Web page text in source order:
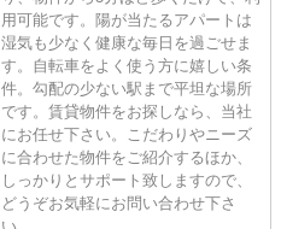
用可能です。陽が当たるアパートは
湿気も少なく健康な毎日を過ごせま
す。自転車をよく使う方に嬉しい条
件。勾配の少ない駅まで平坦な場所
です。賃貸物件をお探しなら、当社
にお任せ下さい。こだわりやニーズ
に合わせた物件をご紹介するほか、
しっかりとサポート致しますので、
どうぞお気軽にお問い合わせ下さ